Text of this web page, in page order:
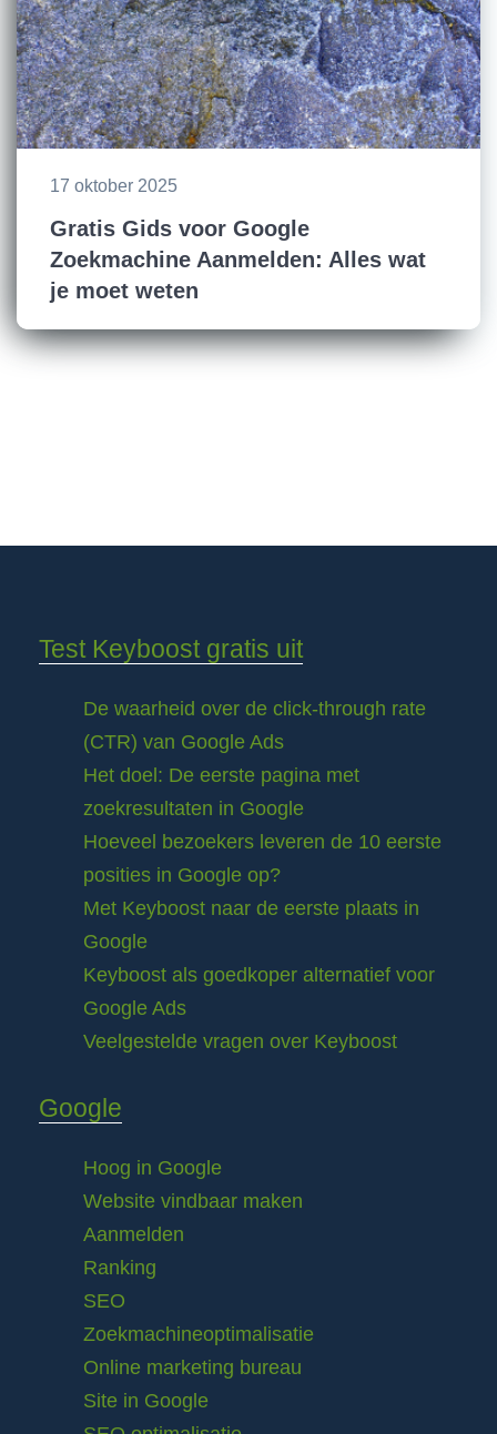
17 oktober 2025
Gratis Gids voor Google
Zoekmachine Aanmelden: Alles wat
je moet weten
Test Keyboost gratis uit
De waarheid over de click-through rate
(CTR) van Google Ads
Het doel: De eerste pagina met
zoekresultaten in Google
Hoeveel bezoekers leveren de 10 eerste
posities in Google op?
Met Keyboost naar de eerste plaats in
Google
Keyboost als goedkoper alternatief voor
Google Ads
Veelgestelde vragen over Keyboost
Google
Hoog in Google
Website vindbaar maken
Aanmelden
Ranking
SEO
Zoekmachineoptimalisatie
Online marketing bureau
Site in Google